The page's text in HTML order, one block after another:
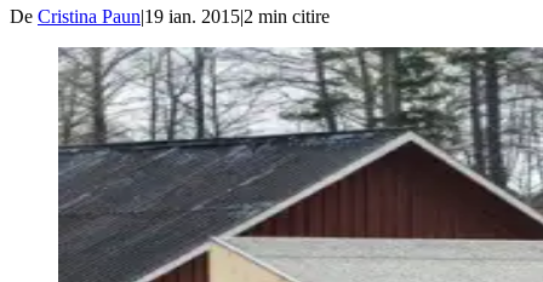
De Cristina Paun|19 ian. 2015|2 min citire